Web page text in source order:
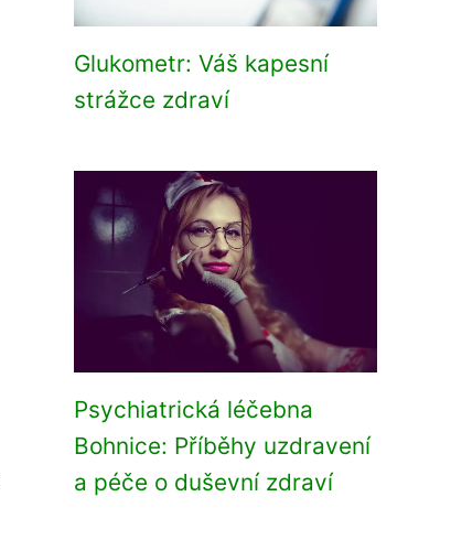
Glukometr: Váš kapesní
strážce zdraví
Psychiatrická léčebna
Bohnice: Příběhy uzdravení
a péče o duševní zdraví